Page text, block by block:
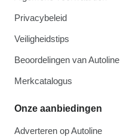
Privacybeleid
Veiligheidstips
Beoordelingen van Autoline
Merkcatalogus
Onze aanbiedingen
Adverteren op Autoline